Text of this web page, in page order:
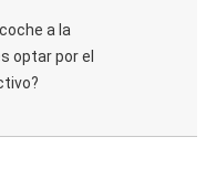
a la
optar por el